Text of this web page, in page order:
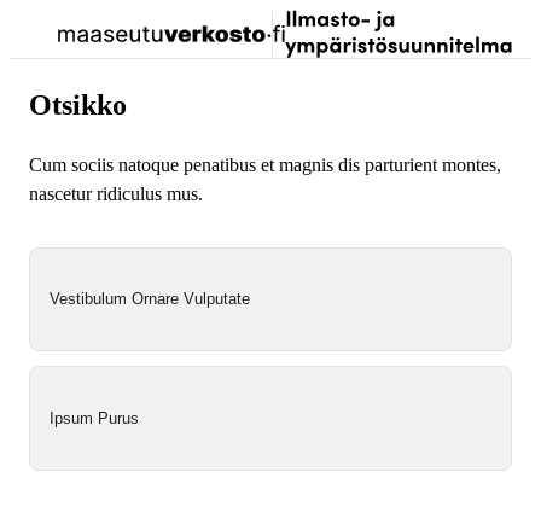
suoraan
ValikkoIlmastosuunnitelma
Otsikko
Cum sociis natoque penatibus et magnis dis parturient montes,
nascetur ridiculus mus.
Vestibulum Ornare Vulputate
Ipsum Purus